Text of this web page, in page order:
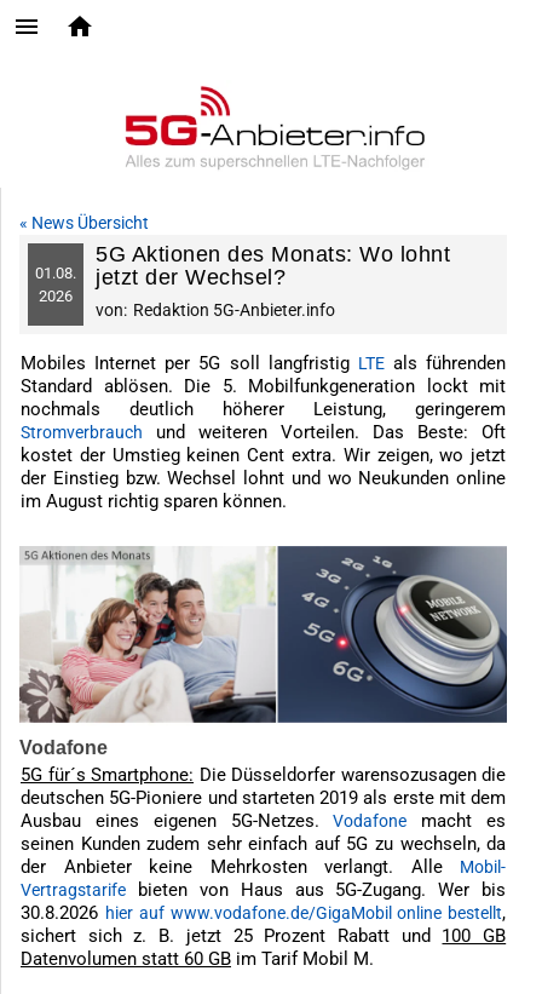
« News Übersicht
01.08.
2026
5G Aktionen des Monats: Wo lohnt
jetzt der Wechsel?
von: Redaktion 5G-Anbieter.info
Mobiles Internet per 5G soll langfristig LTEals führenden
Standard ablösen. Die 5. Mobilfunkgeneration lockt mit
nochmals deutlich höherer Leistung, geringerem
Stromverbrauch
und weiteren Vorteilen. Das Beste: Oft
kostet der Umstieg keinen Cent extra. Wir zeigen, wo jetzt
der Einstieg bzw. Wechsel lohnt und wo Neukunden online
im August richtig sparen können.
Vodafone
5G für´s Smartphone: Die Düsseldorfer warensozusagen die
deutschen 5G-Pioniere und starteten 2019 als erste mit dem
Ausbau eines eigenen 5G-Netzes.Vodafone macht es
seinen Kunden zudem sehr einfach auf 5G zu wechseln, da
der Anbieter keine Mehrkosten verlangt. Alle
Mobil-
Vertragstarife bieten von Haus aus 5G-Zugang. Wer bis
30.8.2026 hier auf www.vodafone.de/GigaMobil online bestellt,
sichert sich z. B. jetzt 25 Prozent Rabatt und 100 GB
Datenvolumen statt 60 GB im Tarif Mobil M.